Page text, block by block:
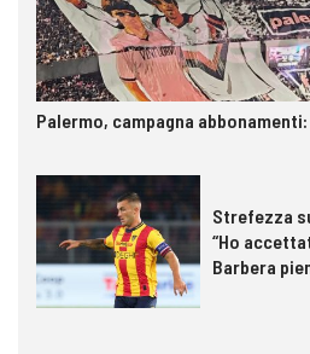
Palermo, campagna
Strefezza
“Ho
Barbera